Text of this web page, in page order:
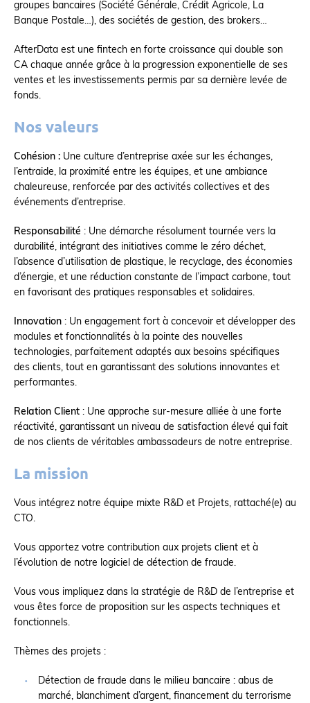
groupes bancaires (Société Générale, Crédit Agricole, La
Banque Postale…), des sociétés de gestion, des brokers…
AfterData est une fintech en forte croissance qui double son
CA chaque année grâce à la progression exponentielle de ses
ventes et les investissements permis par sa dernière levée de
fonds.
Nos valeurs
Cohésion : Une culture d’entreprise axée sur les échanges,
l’entraide, la proximité entre les équipes, et une ambiance
chaleureuse, renforcée par des activités collectives et des
événements d’entreprise.
Responsabilité : Une démarche résolument tournée vers la
durabilité, intégrant des initiatives comme le zéro déchet,
l’absence d’utilisation de plastique, le recyclage, des économies
d’énergie, et une réduction constante de l’impact carbone, tout
en favorisant des pratiques responsables et solidaires.
Innovation : Un engagement fort à concevoir et développer des
modules et fonctionnalités à la pointe des nouvelles
technologies, parfaitement adaptés aux besoins spécifiques
des clients, tout en garantissant des solutions innovantes et
performantes.
Relation Client : Une approche sur-mesure alliée à une forte
réactivité, garantissant un niveau de satisfaction élevé qui fait
de nos clients de véritables ambassadeurs de notre entreprise.
La mission
Vous intégrez notre équipe mixte R&D et Projets, rattaché(e) au
CTO.
Vous apportez votre contribution aux projets client et à
l’évolution de notre logiciel de détection de fraude.
Vous vous impliquez dans la stratégie de R&D de l’entreprise et
vous êtes force de proposition sur les aspects techniques et
fonctionnels.
Thèmes des projets :
Détection de fraude dans le milieu bancaire : abus de
marché, blanchiment d’argent, financement du terrorisme